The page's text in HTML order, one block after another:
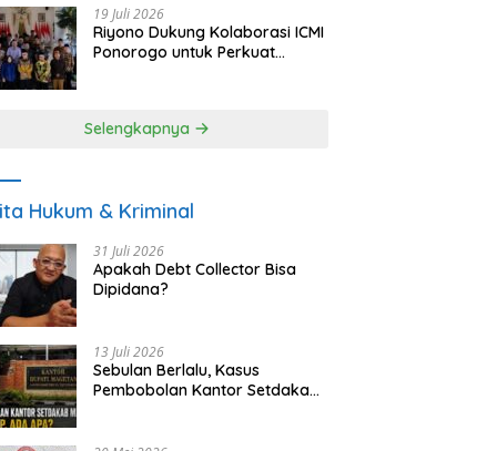
19 Juli 2026
Riyono Dukung Kolaborasi ICMI
Ponorogo untuk Perkuat
Selengkapnya
Hukum & Kriminal
31 Juli 2026
Apakah Debt Collector Bisa
Dipidana?
13 Juli 2026
Sebulan Berlalu, Kasus
Pembobolan Kantor Setdakab